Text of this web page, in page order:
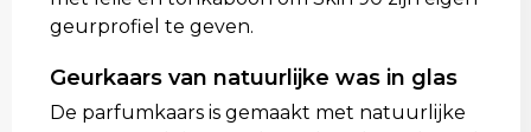
geurprofiel te geven.
Geurkaars van natuurlijke was in glas
De parfumkaars is gemaakt met natuurlijke